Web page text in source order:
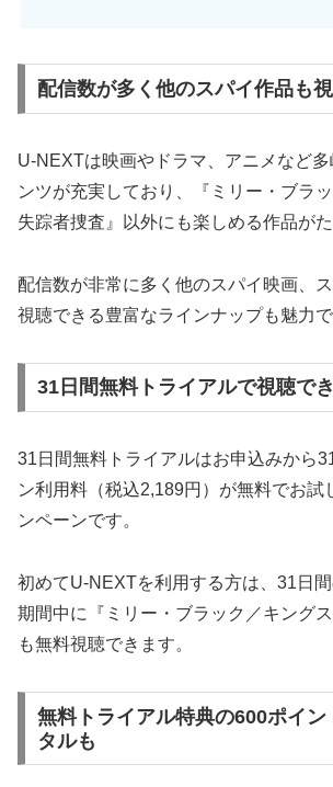
配信数が多く他のスパイ作品も
U-NEXTは映画やドラマ、アニメなど
ンツが充実しており、『ミリー・ブラ
失踪者捜査』以外にも楽しめる作品がた
配信数が非常に多く他のスパイ映画、
視聴できる豊富なラインナップも魅力で
31日間無料トライアルで視聴で
31日間無料トライアルはお申込みから
ン利用料（税込2,189円）が無料でお試
ンペーンです。
初めてU-NEXTを利用する方は、31日
期間中に『ミリー・ブラック／キングス
も無料視聴できます。
無料トライアル特典の600ポイン
タルも